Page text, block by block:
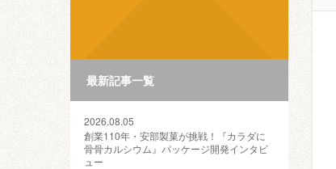
最新記事一覧
2026.08.05
創業110年・安部製菓が挑戦！『カラダに
骨骨カルシウム』パッケージ開発インタビ
ュー